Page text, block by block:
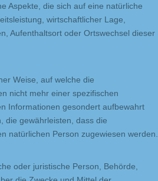
Aspekte, die sich auf eine natürliche
wirtschaftlicher Lage,
Aufenthaltsort oder Ortswechsel dieser
Weise, auf welche die
nicht mehr einer spezifischen
Informationen gesondert aufbewahrt
die gewährleisten, dass die
natürlichen Person zugewiesen werden.
oder juristische Person, Behörde,